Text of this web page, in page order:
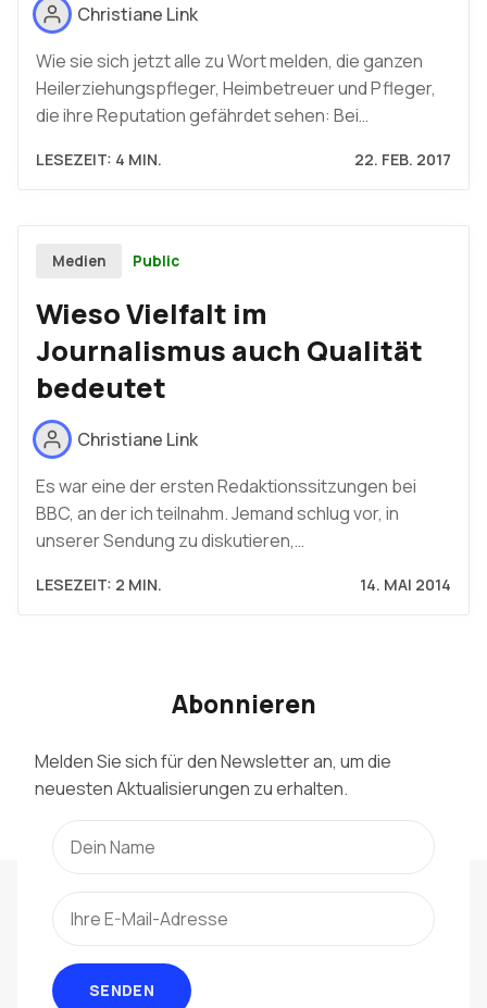
Christiane Link
Wie sie sich jetzt alle zu Wort melden, die ganzen
Heilerziehungspfleger, Heimbetreuer und Pfleger,
die ihre Reputation gefährdet sehen: Bei…
LESEZEIT: 4 MIN. 22. FEB. 2017
Medien Public
Wieso Vielfalt im
Journalismus auch Qualität
bedeutet
Christiane Link
Es war eine der ersten Redaktionssitzungen bei
BBC, an der ich teilnahm. Jemand schlug vor, in
unserer Sendung zu diskutieren,…
LESEZEIT: 2 MIN. 14. MAI 2014
Abonnieren
Melden Sie sich für den Newsletter an, um die
neuesten Aktualisierungen zu erhalten.
SENDEN